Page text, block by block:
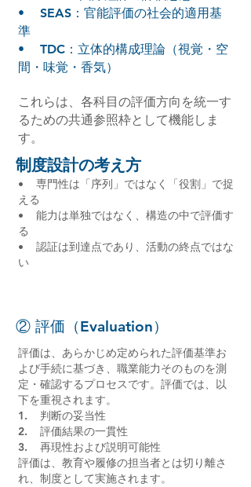
• SEAS：官能評価の社会的適用基
準
• TDC：立体的構成理論（視覚・空
間・味覚・香気）
これらは、各科目の評価方向を統一す
るための共通参照枠として機能しま
す。
制度設計の考え方
• 専門性は「序列」ではなく「役割」で捉
える
• 能力は単独ではなく、構造の中で評価す
る
• 認証は到達点であり、活動の終点ではな
い
② 評価（Evaluation）
評価は、あらかじめ定められた評価基準お
よび手続に基づき、職業能力そのものを測
定・確認するプロセスです。評価では、以
下を重視されます。
1. 判断の妥当性
2. 評価結果の一貫性
3. 再現性および説明可能性
評価は、教育や履修の担当者とは切り離さ
れ、制度として実施されます。